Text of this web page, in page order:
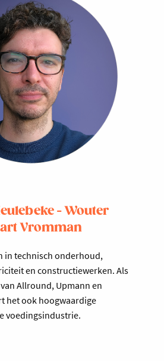
- Wouter
Vromman
in technisch onderhoud,
en constructiewerken. Als
Allround, Upmann en
het ook hoogwaardige
voedingsindustrie.